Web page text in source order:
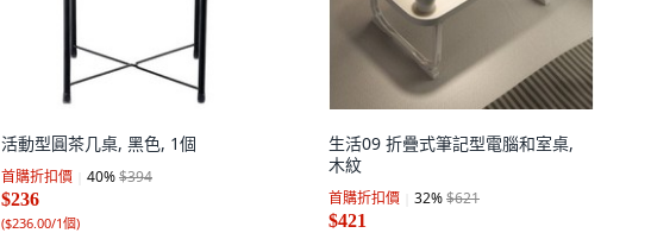
活動型圓茶几桌, 黑色, 1個
首購折扣價 40%$394
$236
($236.00/1個)
生活09 折疊式筆記型電腦和室桌,
木紋
首購折扣價 32%$621
$421